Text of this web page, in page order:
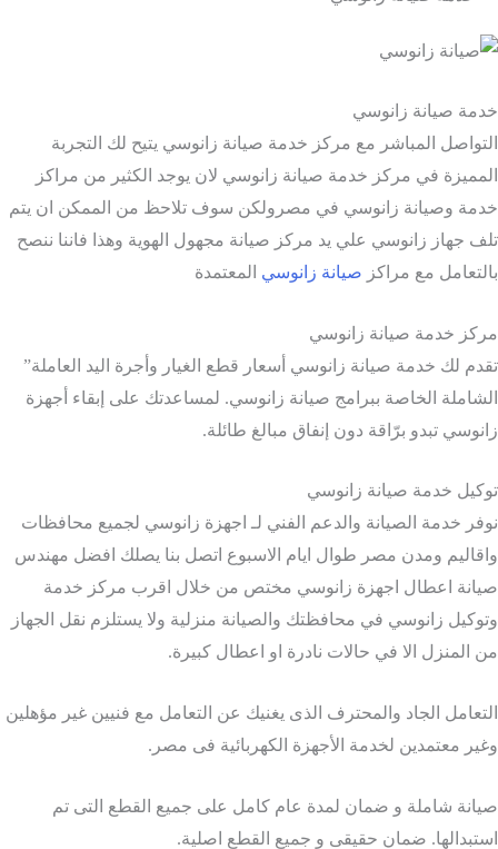
صيانة زانوسي
المباشر مع مركز خدمة صيانة زانوسي يتيح لك التجربة
في مركز خدمة صيانة زانوسي لان يوجد الكثير من مراكز
وصيانة زانوسي في مصرولكن سوف تلاحظ من الممكن ان يتم
جهاز زانوسي علي يد مركز صيانة مجهول الهوية وهذا فاننا ننصح
مع مراكزصيانة زانوسيالمعتمدة
خدمة صيانة زانوسي
لك خدمة صيانة زانوسي أسعار قطع الغيار وأجرة اليد العاملة”
الخاصة ببرامج صيانة زانوسي. لمساعدتك على إبقاء أجهزة
تبدو برّاقة دون إنفاق مبالغ طائلة.
خدمة صيانة زانوسي
خدمة الصيانة والدعم الفني لـ اجهزة زانوسي لجميع محافظات
ومدن مصر طوال ايام الاسبوع اتصل بنا يصلك افضل مهندس
اعطال اجهزة زانوسي مختص من خلال اقرب مركز خدمة
زانوسي في محافظتك والصيانة منزلية ولا يستلزم نقل الجهاز
المنزل الا في حالات نادرة او اعطال كبيرة.
الجاد والمحترف الذى يغنيك عن التعامل مع فنيين غير مؤهلين
معتمدين لخدمة الأجهزة الكهربائية فى مصر.
شاملة و ضمان لمدة عام كامل على جميع القطع التى تم
ضمان حقيقى و جميع القطع اصلية.